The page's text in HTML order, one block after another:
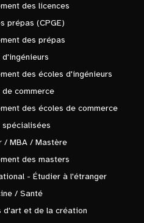
des licences
prépas (CPGE)
des prépas
d'ingénieurs
des écoles d'ingénieurs
de commerce
des écoles de commerce
spécialisées
/ MBA / Mastère
des masters
- Étudier à l'étranger
/ Santé
d'art et de la création